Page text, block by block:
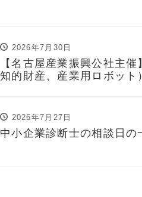
2026年7月30日
【名古屋産業振興公社主
知的財産、産業用ロボット
2026年7月27日
中小企業診断士の相談日の